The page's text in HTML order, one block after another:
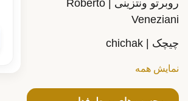
روبرتو ونتزینی | Roberto
Veneziani
چیچک | chichak
نمایش همه